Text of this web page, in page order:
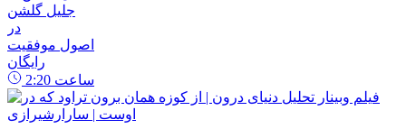
جلیل گلشن
در
اصول موفقیت
رایگان
2:20 ساعت